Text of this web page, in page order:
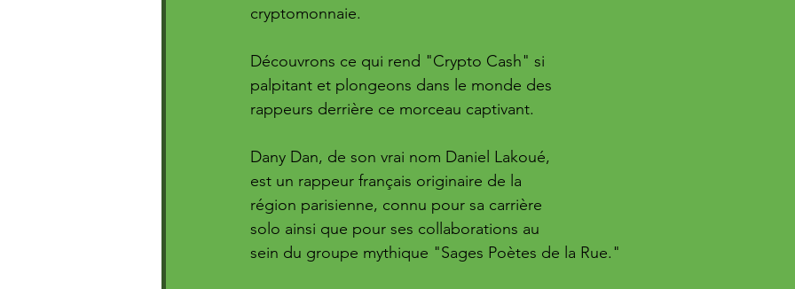
cryptomonnaie.
Découvrons ce qui rend "Crypto Cash" si
palpitant et plongeons dans le monde des
rappeurs derrière ce morceau captivant.
Dany Dan, de son vrai nom Daniel Lakoué,
est un rappeur français originaire de la
région parisienne, connu pour sa carrière
solo ainsi que pour ses collaborations au
sein du groupe mythique "Sages Poètes de la Rue."